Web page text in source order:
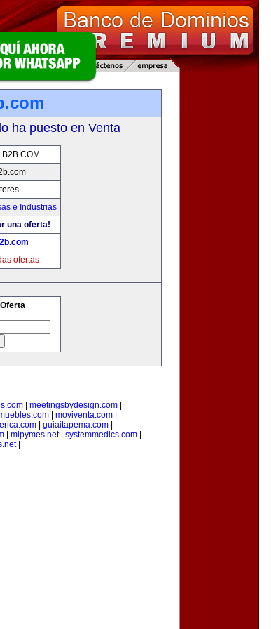
ha puesto en Venta
e Industrias
una oferta!
ofertas
| meetingsbydesign.com|
moviventa.com
guiaitapema.com
mipymes.net| systemmedics.com
|